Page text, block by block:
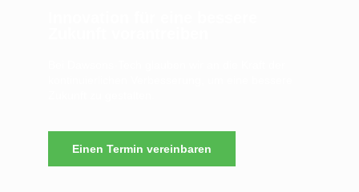
Einen Termin vereinbaren